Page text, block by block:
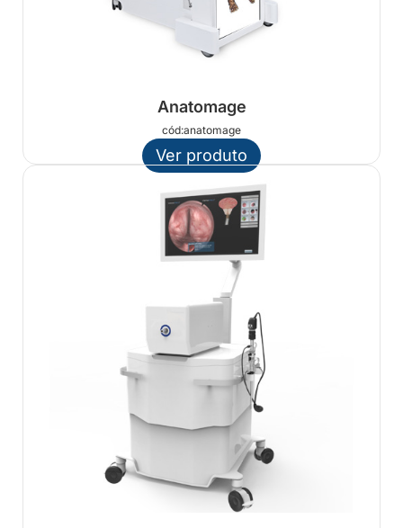
Anatomage
cód:anatomage
Ver produto